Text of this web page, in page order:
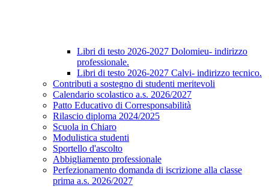
Libri di testo 2026-2027 Dolomieu- indirizzo
professionale.
Libri di testo 2026-2027 Calvi- indirizzo tecnico.
Contributi a sostegno di studenti meritevoli
Calendario scolastico a.s. 2026/2027
Patto Educativo di Corresponsabilità
Rilascio diploma 2024/2025
Scuola in Chiaro
Modulistica studenti
Sportello d'ascolto
Abbigliamento professionale
Perfezionamento domanda di iscrizione alla classe
prima a.s. 2026/2027